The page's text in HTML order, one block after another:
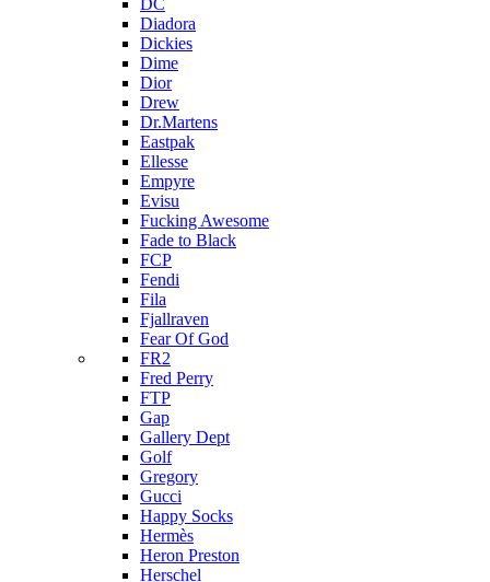
DC
Diadora
Dickies
Dime
Dior
Drew
Dr.Martens
Eastpak
Ellesse
Empyre
Evisu
Fucking Awesome
Fade to Black
FCP
Fendi
Fila
Fjallraven
Fear Of God
FR2
Fred Perry
FTP
Gap
Gallery Dept
Golf
Gregory
Gucci
Happy Socks
Hermès
Heron Preston
Hersсhel